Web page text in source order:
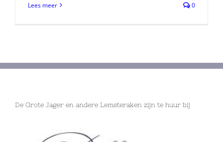
Lees meer 0
De Grote Jager en andere Lemsteraken zijn te huur bij